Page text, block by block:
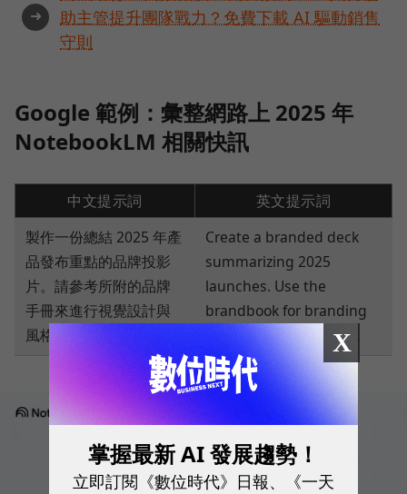
➜
助主管提升團隊戰力？免費下載 AI 驅動銷售
守則
Google 範例：彙整網路上 2025 年
NotebookLM 相關快訊
中文提示詞
英文提示詞
製作一份總結 2025 年產
品發布重點的品牌投影
片。請參考所附的品牌
手冊來進行視覺設計與
風格設定。
Create a branded deck
summarizing 2025
launches. Use the
brandbook for branding
and styling references.
X
掌握最新 AI 發展趨勢！
立即訂閱《數位時代》日報、《一天